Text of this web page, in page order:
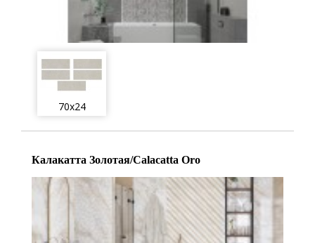
70x24
Калакатта Золотая/Calacatta Oro